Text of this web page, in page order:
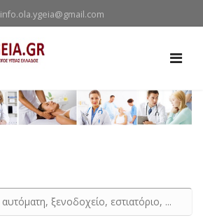
info.ola.ygeia@gmail.com